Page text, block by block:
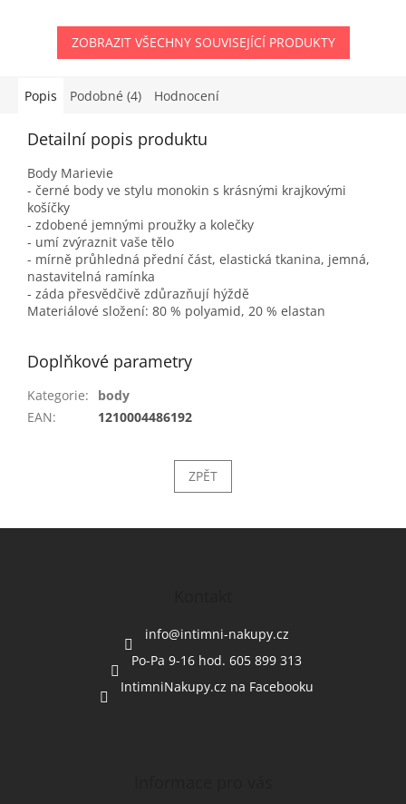
ZOBRAZIT VŠECHNY SOUVISEJÍCÍ PRODUKTY
Popis Podobné (4) Hodnocení
Detailní popis produktu
Body Marievie
- černé body ve stylu monokin s krásnými krajkovými
košíčky
- zdobené jemnými proužky a kolečky
- umí zvýraznit vaše tělo
- mírně průhledná přední část, elastická tkanina, jemná,
nastavitelná ramínka
- záda přesvědčivě zdůrazňují hýždě
Materiálové složení: 80 % polyamid, 20 % elastan
Doplňkové parametry
Kategorie:
body
EAN: 1210004486192
ZPĚT
info@intimni-nakupy.cz
Po-Pa 9-16 hod. 605 899 313
IntimniNakupy.cz na Facebooku